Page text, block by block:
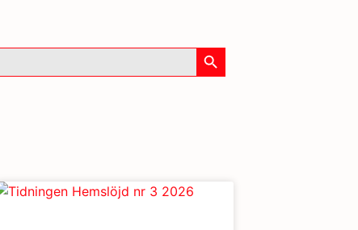
Sökknapp